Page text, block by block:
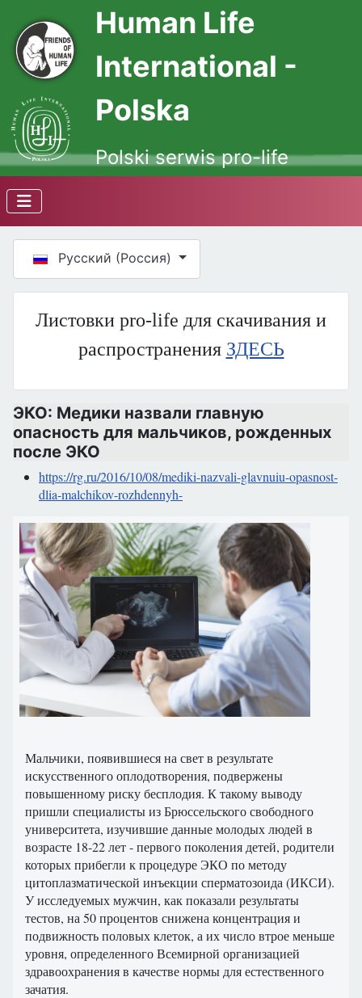
Human Life
International -
Polska
Polski serwis pro-life
Русский (Россия)
Листовки pro-life для скачивания и
распространения ЗДЕСЬ
ЭКО: Медики назвали главную
опасность для мальчиков, рожденных
после ЭКО
https://rg.ru/2016/10/08/mediki-nazvali-glavnuiu-opasnost-
dlia-malchikov-rozhdennyh-
Мальчики, появившиеся на свет в результате
искусственного оплодотворения, подвержены
повышенному риску бесплодия. К такому выводу
пришли специалисты из Брюссельского свободного
университета, изучившие данные молодых людей в
возрасте 18-22 лет - первого поколения детей, родители
которых прибегли к процедуре ЭКО по методу
цитоплазматической инъекции сперматозоида (ИКСИ).
У исследуемых мужчин, как показали результаты
тестов, на 50 процентов снижена концентрация и
подвижность половых клеток, а их число втрое меньше
уровня, определенного Всемирной организацией
здравоохранения в качестве нормы для естественного
зачатия.